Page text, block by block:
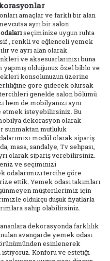
amaçlar ve farklı bir alan
ayrı bir salon
seçiminize uygun ruhta
, renkli ve eğlenceli yemek
ve ayrı alan olarak
ve aksesuarlarınızı buna
olduğunuz özel biblo ve
konsolunuzun üzerine
göre gidecek olursak
genelde salon bölümü
hem de mobilyanızı aynı
isteyebilirsiniz. Bu
dekorasyon olarak
sunmaktan mutluluk
modül olarak sipariş
masa, sandalye, Tv sehpası,
olarak sipariş verebilirsiniz.
ve seçiminizi
odalarımızı tercihe göre
ettik. Yemek odası takımları
müşterilerimiz için
oldukçu düşük fiyatlarla
sahip olabilirsiniz.
dekorasyonda farklılık
avangarde yemek odası
esinlenerek
istiyoruz. Konforu ve estetiği